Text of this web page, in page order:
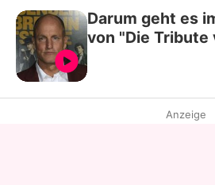
Darum geht es
von "Die Tribute
Anzeige